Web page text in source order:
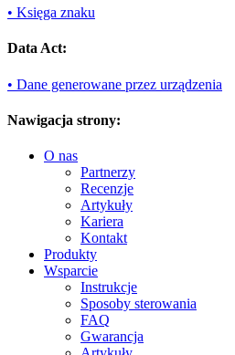
• Księga znaku
Data Act:
• Dane generowane przez urządzenia
Nawigacja strony:
O nas
Partnerzy
Recenzje
Artykuły
Kariera
Kontakt
Produkty
Wsparcie
Instrukcje
Sposoby sterowania
FAQ
Gwarancja